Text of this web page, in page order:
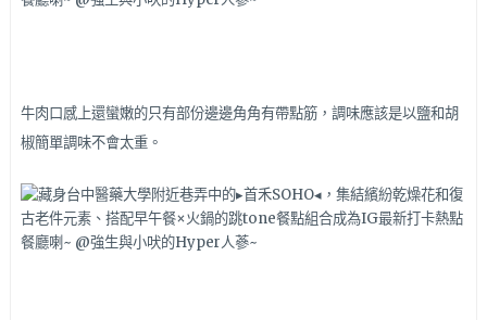
牛肉口感上還蠻嫩的只有部份邊邊角角有帶點筋，調味應該是以鹽和胡
椒簡單調味不會太重。